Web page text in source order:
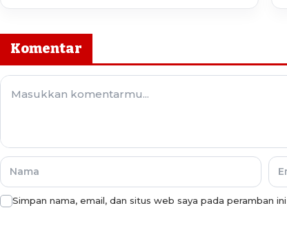
Komentar
Simpan nama, email, dan situs web saya pada peramban